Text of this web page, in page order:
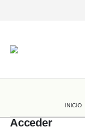
INICIO
Acceder